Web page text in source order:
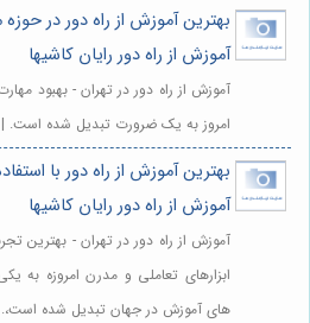
بهترین آموزش از راه دور در
آموزش از راه دور رایان کاشیها
آموزش از راه دور در تهران - بهبود
امروز به یک ضرورت تبدیل شده است.
بهترین آموزش از راه دور با
آموزش از راه دور رایان کاشیها
آموزش از راه دور در تهران - بهترین
ابزارهای تعاملی و مدرن امروزه به
های آموزش در جهان تبدیل شده